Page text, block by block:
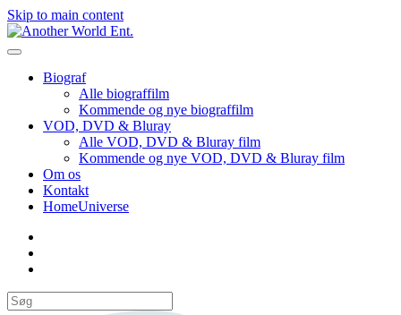
Skip to main content
Biograf
Alle biograffilm
Kommende og nye biograffilm
VOD, DVD & Bluray
Alle VOD, DVD & Bluray film
Kommende og nye VOD, DVD & Bluray film
Om os
Kontakt
HomeUniverse